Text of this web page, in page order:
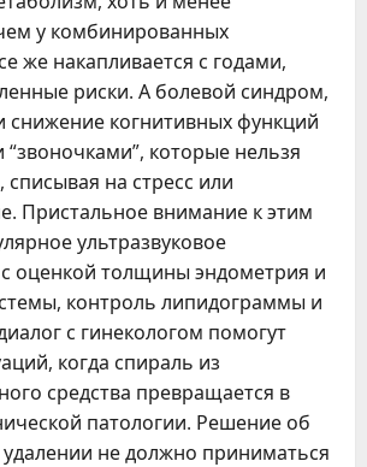
у комбинированных
же накапливается с годами,
риски. А болевой синдром,
снижение когнитивных функций
которые нельзя
на стресс или
Пристальное внимание к этим
ультразвуковое
оценкой толщины эндометрия и
контроль липидограммы и
с гинекологом помогут
когда спираль из
средства превращается в
патологии. Решение об
удалении не должно приниматься